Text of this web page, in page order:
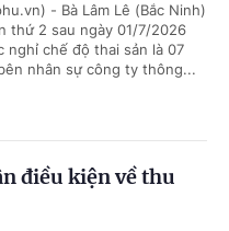
- Bà Lâm Lê (Bắc Ninh)
thứ 2 sau ngày 01/7/2026
nghỉ chế độ thai sản là 07
nhân sự công ty thông...
điều kiện về thu